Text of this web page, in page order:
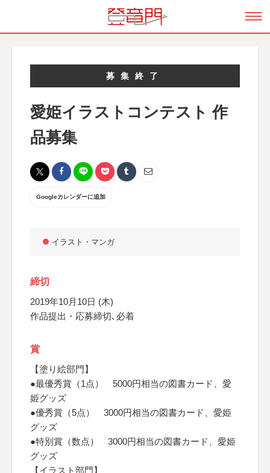
募集終了
愛姫イラストコンテスト 作
品募集
Googleカレンダーに追加
イラスト・マンガ
締切
2019年10月10日 (木)
作品提出・応募締切､必着
賞
【塗り絵部門】
●最優秀賞（1点） 5000円相当の図書カード、愛
姫グッズ
●優秀賞（5点） 3000円相当の図書カード、愛姫
グッズ
●特別賞（数点） 3000円相当の図書カード、愛姫
グッズ
【イラスト部門】